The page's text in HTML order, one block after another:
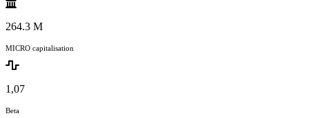
264.3 M
MICRO capitalisation
1,07
Beta